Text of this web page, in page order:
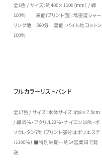
全1色 / サイズ：約400×1100（mm） / 綿
100％ 表面(プリント面)：高密度シャー
リング地 560匁 裏面：パイル地コットン
100％
フルカラーリストバンド
全17色 / サイズ：本体サイズ：約8×7.5cm
/ 綿35％・アクリル22％・ナイロン18％・ポ
リウレタン7％（プリント部分はポリエステ
ル100％） ■特別納期…約14営業日で発
送